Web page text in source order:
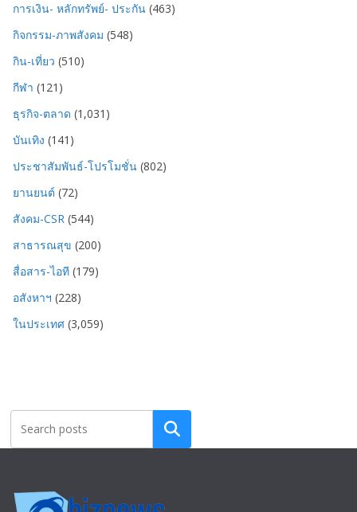
การเงิน- หลักทรัพย์- ประกัน (463)
กิจกรรม-ภาพสังคม (548)
กิน-เที่ยว (510)
กีฬา (121)
ธุรกิจ-ตลาด (1,031)
บันเทิง (141)
ประชาสัมพันธ์-โปรโมชั่น (802)
ยานยนต์ (72)
สังคม-CSR (544)
สาธารณสุข (200)
สื่อสาร-ไอที (179)
อสังหาฯ (228)
ในประเทศ (3,059)
Search